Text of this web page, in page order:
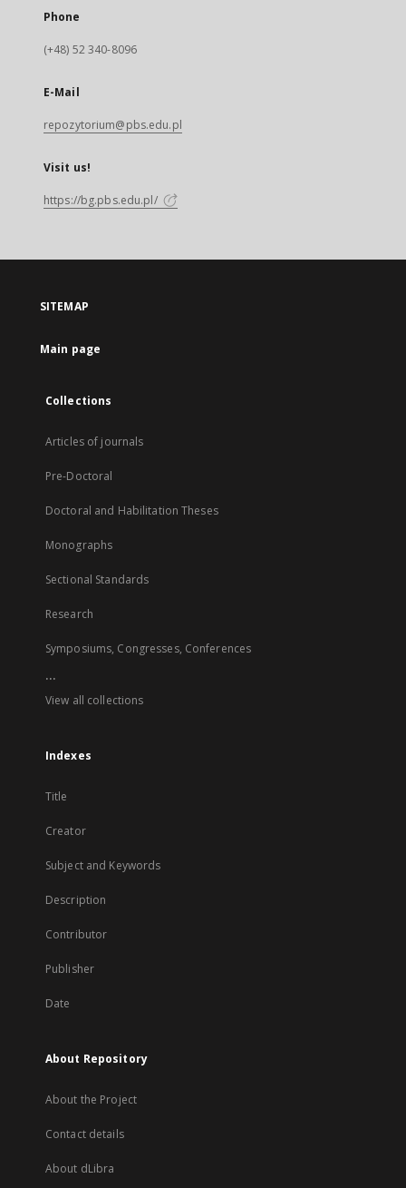
Phone
(+48) 52 340-8096
E-Mail
repozytorium@pbs.edu.pl
Visit us!
https://bg.pbs.edu.pl/
SITEMAP
Main page
Collections
Articles of journals
Pre-Doctoral
Doctoral and Habilitation Theses
Monographs
Sectional Standards
Research
Symposiums, Congresses, Conferences
...
View all collections
Indexes
Title
Creator
Subject and Keywords
Description
Contributor
Publisher
Date
About Repository
About the Project
Contact details
About dLibra